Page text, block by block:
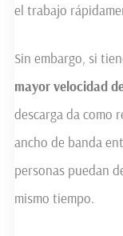
el trabajo
Sin embargo, si
mayor velocidad
descarga da como
ancho de banda
personas puedan
mismo tiempo.